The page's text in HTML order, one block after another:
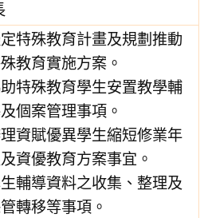
特殊教育計畫及規劃推動
教育實施方案。
特殊教育學生安置教學輔
個案管理事項。
資賦優異學生縮短修業年
資優教育方案事宜。
輔導資料之收集、整理及
轉移等事項。